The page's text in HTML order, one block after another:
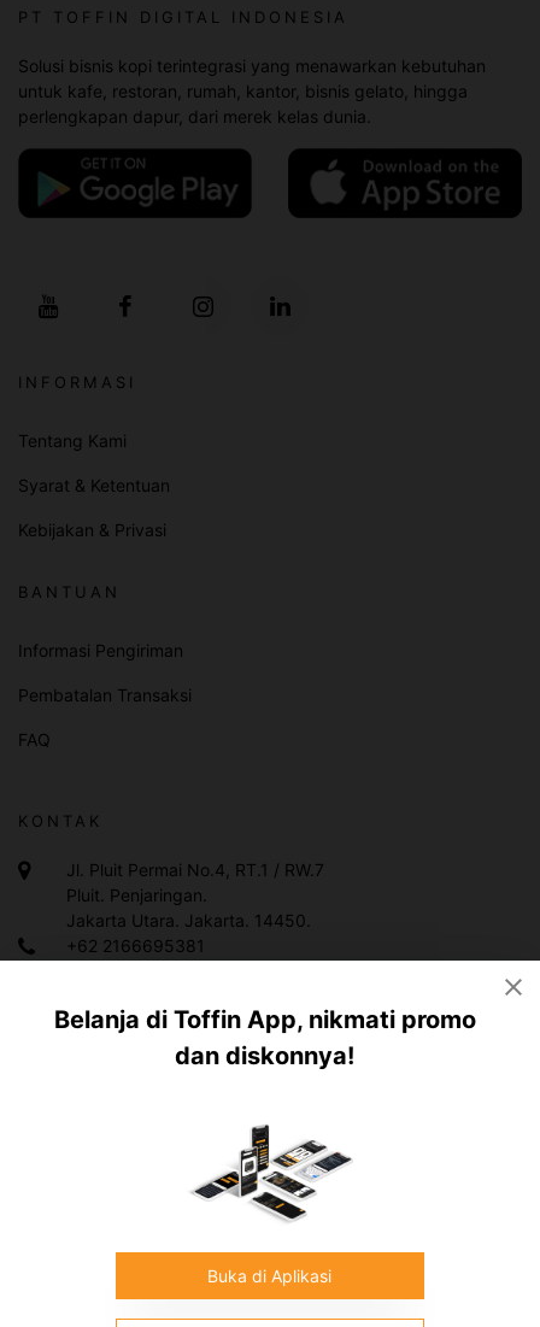
PT TOFFIN DIGITAL INDONESIA
Solusi bisnis kopi terintegrasi yang menawarkan kebutuhan
untuk kafe, restoran, rumah, kantor, bisnis gelato, hingga
perlengkapan dapur, dari merek kelas dunia.
INFORMASI
Tentang Kami
Syarat & Ketentuan
Kebijakan & Privasi
BANTUAN
Informasi Pengiriman
Pembatalan Transaksi
FAQ
KONTAK
Jl. Pluit Permai No.4, RT.1 / RW.7
Pluit. Penjaringan.
Jakarta Utara. Jakarta. 14450.
+62 2166695381
info@toffin.id
Toffin Indonesia.All rights reserved
Belanja di Toffin App, nikmati promo
dan diskonnya!
Buka di Aplikasi